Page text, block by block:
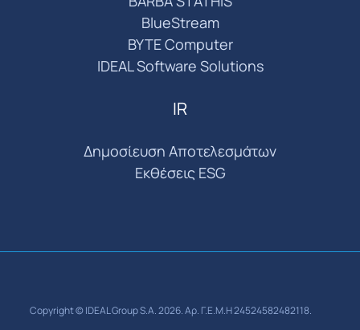
BlueStream
BYTE Computer
IDEAL Software Solutions
IR
Δημοσίευση Αποτελεσμάτων
Εκθέσεις ESG
Copyright © IDEAL Group S.A. 2026. Αρ. Γ.Ε.Μ.Η 24524582482118.